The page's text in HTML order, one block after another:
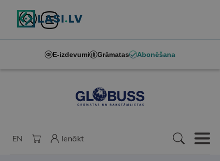
E-izdevumi Grāmatas Abonēšana
EN Ienākt